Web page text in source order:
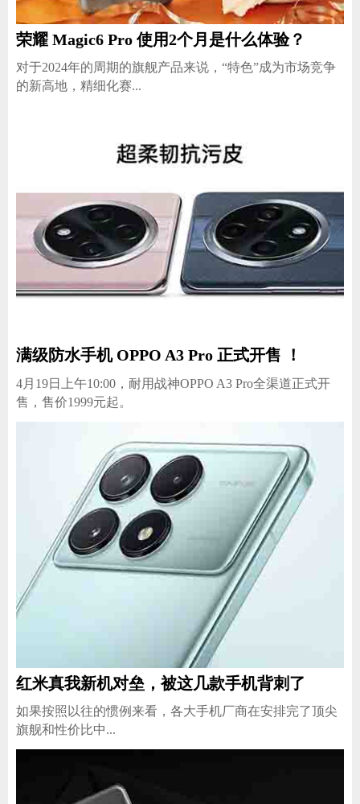
荣耀 Magic6 Pro 使用2个月是什么体验？
对于2024年的周期的旗舰产品来说，“特色”成为市场竞争
的新高地，精细化赛...
满级防水手机 OPPO A3 Pro 正式开售 ！
4月19日上午10:00，耐用战神OPPO A3 Pro全渠道正式开
售，售价1999元起。
红米真我新机对垒，被这几款手机背刺了
​如果按照以往的惯例来看，各大手机厂商在安排完了顶尖
旗舰和性价比中...